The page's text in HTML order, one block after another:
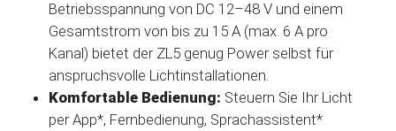
Betriebsspannung von DC 12–48 V und einem
Gesamtstrom von bis zu 15 A (max. 6 A pro
Kanal) bietet der ZL5 genug Power selbst für
anspruchsvolle Lichtinstallationen.
Komfortable Bedienung: Steuern Sie Ihr Licht
per App*, Fernbedienung, Sprachassistent*